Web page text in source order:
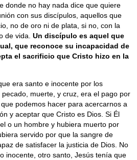
donde no hay nada dice que quiere
con sus discípulos, aquellos que
no de oro ni de plata, si no, con la
de vida. Un discípulo es aquel que
que reconoce su incapacidad de
el sacrificio que Cristo hizo en la
era santo e inocente por los
muerte, y cruz, era el pago por
podemos hacer para acercarnos a
y aceptar que Cristo es Dios. Si Él
o un hombre y hubiera muerto por
servido por que la sangre de
de satisfacer la justicia de Dios. No
inocente, otro santo, Jesús tenía que